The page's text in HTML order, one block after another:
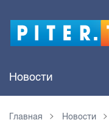
Новости
Главная Новости